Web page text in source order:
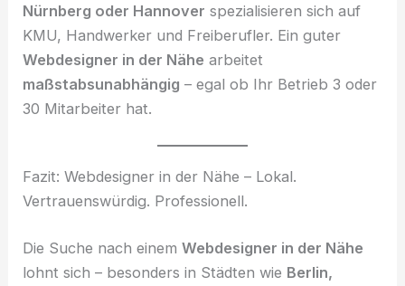
Nürnberg oder Hannover spezialisieren sich auf
KMU, Handwerker und Freiberufler. Ein guter
Webdesigner in der Nähe arbeitet
maßstabsunabhängig – egal ob Ihr Betrieb 3 oder
30 Mitarbeiter hat.
Fazit: Webdesigner in der Nähe – Lokal.
Vertrauenswürdig. Professionell.
Die Suche nach einemWebdesigner in der Nähe
lohnt sich – besonders in Städten wie Berlin,